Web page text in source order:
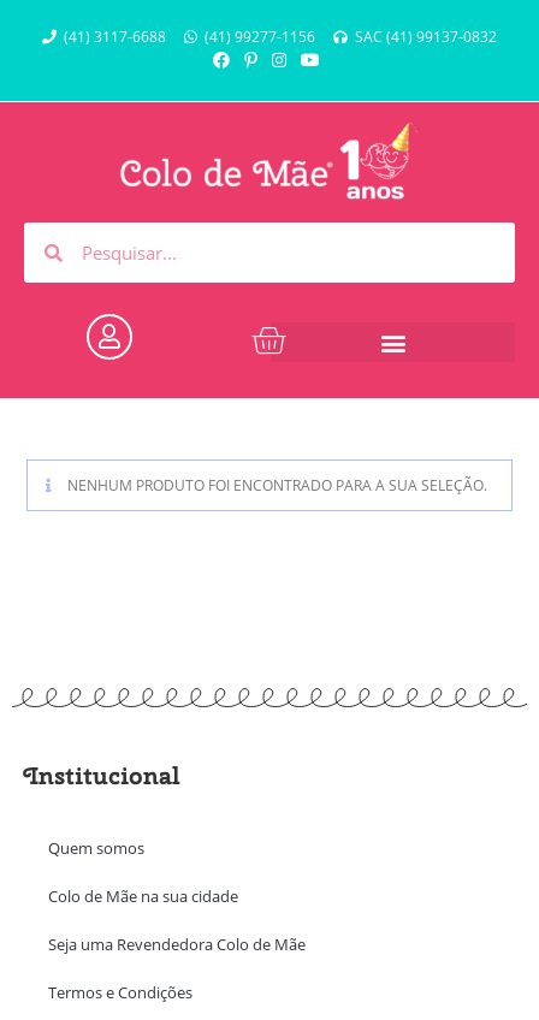
(41) 3117-6688 (41) 99277-1156 SAC (41) 99137-0832
NENHUM PRODUTO FOI ENCONTRADO PARA A SUA SELEÇÃO.
Institucional
Quem somos
Colo de Mãe na sua cidade
Seja uma Revendedora Colo de Mãe
Termos e Condições